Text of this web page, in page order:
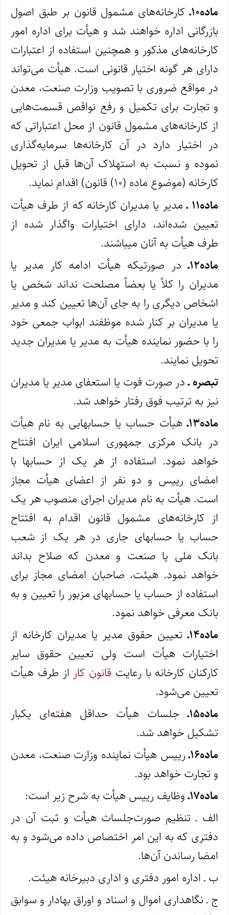
ماده۱۰ـ
کارخانه‌های مشمول قانون بر طبق اصول
بازرگانی اداره خواهند شد و هیأت برای اداره امور
کارخانه‌های مذکور و همچنین استفاده از اعتبارات
دارای هر گونه اختیار قانونی است. هیأت می‌تواند
در مواقع ضروری با تصویب وزارت صنعت، معدن
و تجارت برای تکمیل و رفع نواقص قسمت‌هایی
از کارخانه‌های مشمول قانون از محل اعتباراتی که
در اختیار دارد در آن کارخانه‌ها سرمایه‌گذاری
نموده و نسبت به استهلاک آن‌ها قبل از تحویل
کارخانه (موضوع ماده (۱۰) قانون) اقدام نماید.
ماده۱۱ ـ
مدیر یا مدیران کارخانه که از طرف هیأت
تعیین شده‌اند، دارای اختیارات واگذار شده از
طرف هیأت به آنان می­باشند.
ماده۱۲ـ
در صورتیکه هیأت ادامه کار مدیر یا
مدیران را کلاً یا بعضاً مصلحت نداند شخص یا
اشخاص دیگری را به­ جای آن‌ها تعیین کند و مدیر
یا مدیران بر کنار شده موظفند ابواب جمعی خود
را با حضور نماینده هیأت به مدیر یا مدیران جدید
تحویل نمایند.
تبصره ـدر صورت فوت یا استعفای مدیر یا مدیران
نیز به ترتیب فوق رفتار خواهد شد.
ماده۱۳ـ
هیأت حساب یا حساب­هایی به نام هیأت
در بانک مرکزی جمهوری اسلامی ایران افتتاح
خواهد نمود. استفاده از هر یک از حساب­ها با
امضای رییس و دو نفر از اعضای هیأت مجاز
است. هیأت به نام مدیران اجرای منصوب هر یک
از کارخانه‌های مشمول قانون اقدام به افتتاح
حساب یا حسابهای جاری در هر یک از شعب
بانک ملی یا صنعت و معدن که صلاح بداند
خواهد نمود. هیئت، صاحبان امضای مجاز برای
استفاده از حساب یا حساب­های مزبور را تعیین و به
بانک معرفی خواهد نمود.
ماده۱۴ـ
تعیین حقوق مدیر یا مدیران کارخانه از
اختیارات هیأت است ولی تعیین حقوق سایر
کارکنان کارخانه با رعایت قانون کار از طرف هیأت
تعیین می‌شود.
ماده۱۵ـ
جلسات هیأت حداقل هفته‌ای یکبار
تشکیل خواهد شد.
ماده۱۶ـ
رییس هیأت نماینده وزارت صنعت، معدن
و تجارت خواهد بود.
ماده۱۷ـ
وظایف رییس هیأت به شرح زیر است:
الف ـ تنظیم صورت‌جلسات هیأت و ثبت آن در
دفتری که به این امر اختصاص داده می‌شود و به
امضا رساندن آن‌ها.
ب ـ اداره امور دفتری و اداری دبیرخانه هیئت.
ج ـ نگاهداری اموال و اسناد و اوراق بهادار و سوابق